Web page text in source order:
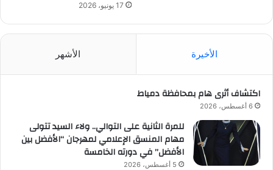
17 يونيو، 2026
الأخيرة الأشهر
اكتشاف أثرى هام بمحافظة دمياط
6 أغسطس، 2026
للمرة الثانية على التوالي.. ولاء السيد تتولى
مهام المنسق الإعلامي لمهرجان “الأفضل بين
الأفضل” في دورته الخامسة
5 أغسطس، 2026